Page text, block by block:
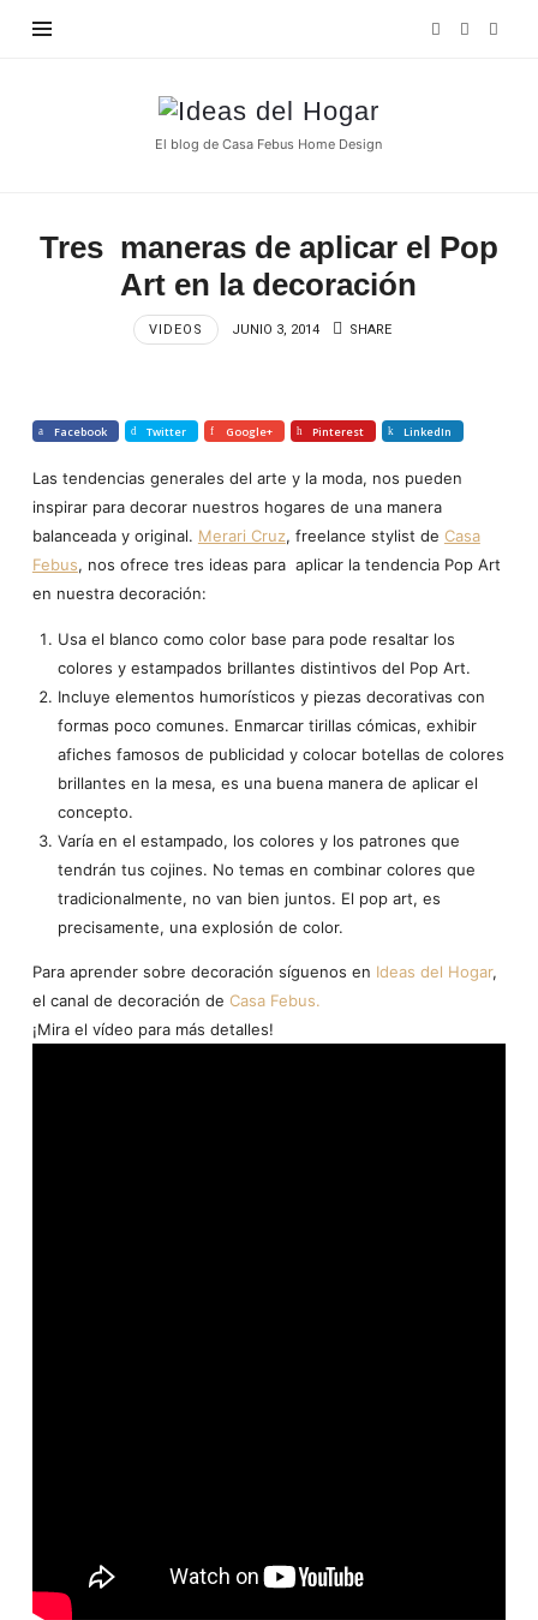
Ideas
del
El blog de Casa Febus Home Design
Tres maneras de aplicar el Pop
Art en la decoración
VIDEOS JUNIO 3, 2014 SHARE
Facebook Twitter Google+ Pinterest LinkedIn
Las tendencias generales del arte y la moda, nos pueden
inspirar para decorar nuestros hogares de una manera
balanceada y original. Merari Cruz, freelance stylist de Casa
Febus, nos ofrece tres ideas para aplicar la tendencia Pop Art
en nuestra decoración:
Usa el blanco como color base para pode resaltar los
colores y estampados brillantes distintivos del Pop Art.
Incluye elementos humorísticos y piezas decorativas con
formas poco comunes. Enmarcar tirillas cómicas, exhibir
afiches famosos de publicidad y colocar botellas de colores
brillantes en la mesa, es una buena manera de aplicar el
concepto.
Varía en el estampado, los colores y los patrones que
tendrán tus cojines. No temas en combinar colores que
tradicionalmente, no van bien juntos. El pop art, es
precisamente, una explosión de color.
Para aprender sobre decoración síguenos en Ideas del Hogar,
el canal de decoración de Casa Febus.
¡Mira el vídeo para más detalles!